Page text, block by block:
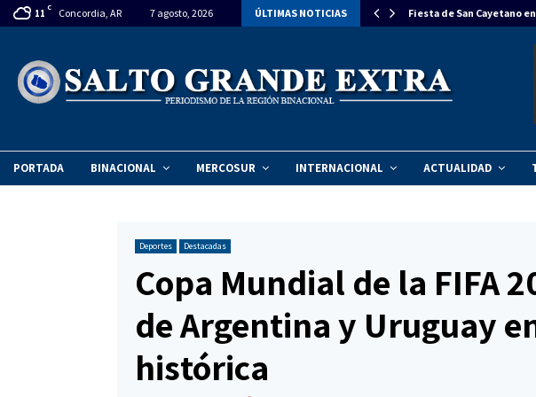
11 C Concordia, AR 7 agosto, 2026 ÚLTIMAS NOTICIAS
declarar la emergencia ambiental en el Vertedero Municipal de… Fiesta de San Cayetano
PORTADA BINACIONAL MERCOSUR INTERNACIONAL ACTUALIDAD
Deportes Destacadas
Copa Mundial de la FIFA
de Argentina y Uruguay
histórica